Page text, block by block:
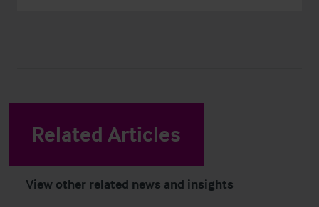
Related Articles
View other related news and insights